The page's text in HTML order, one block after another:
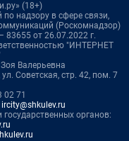
(18+)
надзору в сфере связи,
(Роскомнадзор)
от 26.07.2022 г.
"ИНТЕРНЕТ
Валерьевна
Советская, стр. 42, пом. 7
02 71
ircity@shkulev.ru
органов: